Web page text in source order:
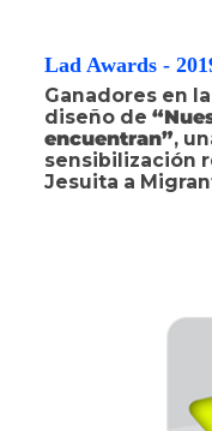
Lad Awards -
Ganadores en
diseño de
encuentran”,
sensibilización
Jesuita a